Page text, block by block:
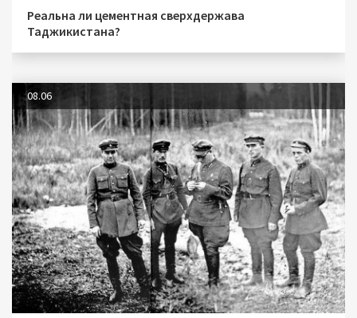
Реальна ли цементная сверхдержава
Таджикистана?
08.06